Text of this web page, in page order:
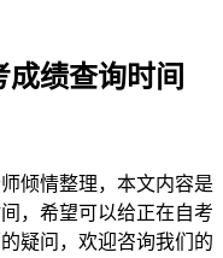
成绩查询时间
倾情整理，本文内容是
，希望可以给正在自考
疑问，欢迎咨询我们的